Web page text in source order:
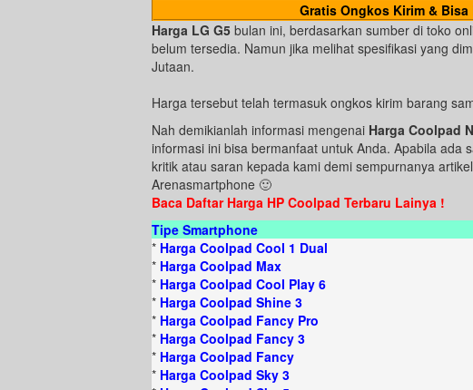
Gratis Ongkos Kirim & Bisa
Harga LG G5 bulan ini, berdasarkan sumber di toko
belum tersedia. Namun jika melihat spesifikasi yang
Jutaan.
Harga tersebut telah termasuk ongkos kirim barang
Nah demikianlah informasi mengenai Harga Coolpad
informasi ini bisa bermanfaat untuk Anda. Apabila ada
kritik atau saran kepada kami demi sempurnanya
Arenasmartphone 🙂
Baca Daftar Harga HP Coolpad Terbaru Lainya !
Tipe Smartphone
* Harga Coolpad Cool 1 Dual
* Harga Coolpad Max
* Harga Coolpad Cool Play 6
* Harga Coolpad Shine 3
* Harga Coolpad Fancy Pro
* Harga Coolpad Fancy 3
* Harga Coolpad Fancy
* Harga Coolpad Sky 3